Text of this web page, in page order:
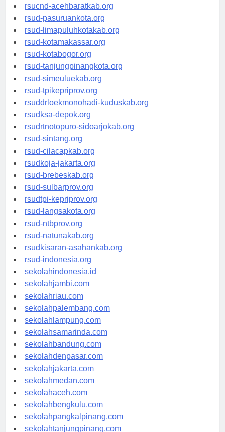
rsud-tangerangkota.org
rsucnd-acehbaratkab.org
rsud-pasuruankota.org
rsud-limapuluhkotakab.org
rsud-kotamakassar.org
rsud-kotabogor.org
rsud-tanjungpinangkota.org
rsud-simeuluekab.org
rsud-tpikepriprov.org
rsuddrloekmonohadi-kuduskab.org
rsudksa-depok.org
rsudrtnotopuro-sidoarjokab.org
rsud-sintang.org
rsud-cilacapkab.org
rsudkoja-jakarta.org
rsud-brebeskab.org
rsud-sulbarprov.org
rsudtpi-kepriprov.org
rsud-langsakota.org
rsud-ntbprov.org
rsud-natunakab.org
rsudkisaran-asahankab.org
rsud-indonesia.org
sekolahindonesia.id
sekolahjambi.com
sekolahriau.com
sekolahpalembang.com
sekolahlampung.com
sekolahsamarinda.com
sekolahbandung.com
sekolahdenpasar.com
sekolahjakarta.com
sekolahmedan.com
sekolahaceh.com
sekolahbengkulu.com
sekolahpangkalpinang.com